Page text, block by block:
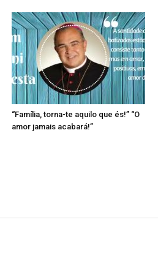
“Família, torna-te aquilo que és!” “O
amor jamais acabará!”